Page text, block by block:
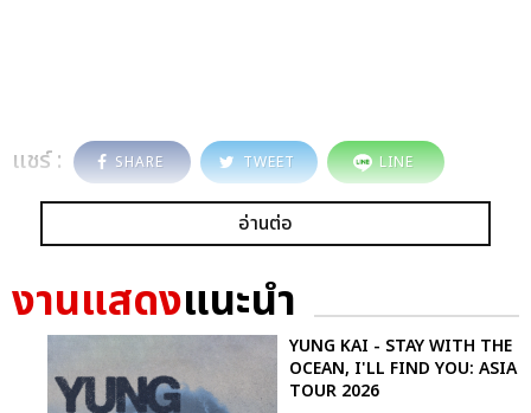
แชร์ : SHARE TWEET LINE
อ่านต่อ
งานแสดงแนะนำ
YUNG KAI - STAY WITH THE
OCEAN, I'LL FIND YOU: ASIA
TOUR 2026